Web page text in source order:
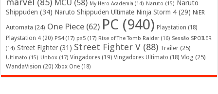
marvel (85) MCU (58) My Hero Academia (14) Naruto (15) Naruto
Shippuden (34) Naruto Shippuden Ultimate Ninja Storm 4 (29) NiER
Automata (24) One Piece (62) PC (940) Playstation (18)
Playstation 4 (20) PS4(17) ps5 (17) Rise of The Tomb Raider (16) Sessão SPOILER
(14) Street Fighter (31) Street Fighter V (88) Trailer (25)
Ultimato (15) Unbox (17) Vingadores (19) Vingadores Ultimato (18) Vlog (25)
WandaVision (20) Xbox One (18)